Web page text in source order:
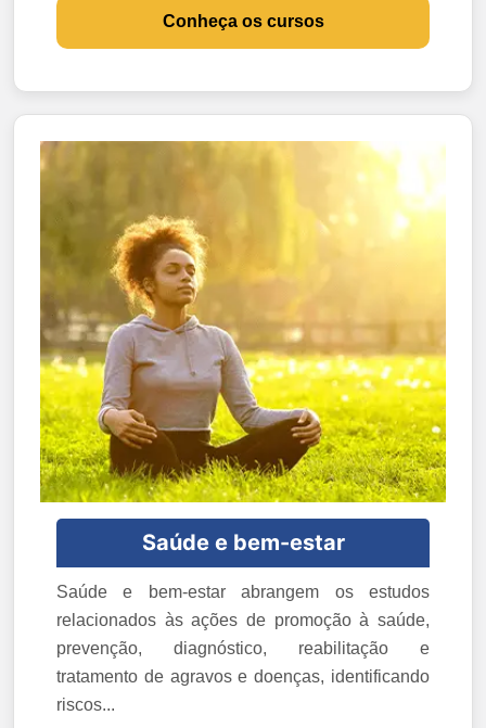
Conheça os cursos
Saúde e bem-estar
Saúde e bem-estar abrangem os estudos
relacionados às ações de promoção à saúde,
prevenção, diagnóstico, reabilitação e
tratamento de agravos e doenças, identificando
riscos...